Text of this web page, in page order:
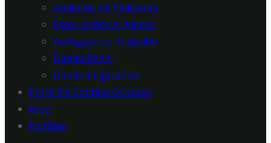
Acidentes de Pedestres
Escorregões e Quedas
Advogado do Trabalho
Direito Penal
Direito Imigratório
Entre Em Contato Conosco
Blog
Notícias